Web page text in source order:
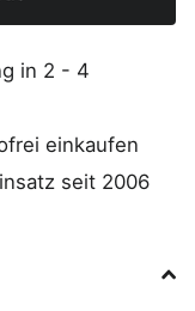
in 2 - 4
einkaufen
seit 2006